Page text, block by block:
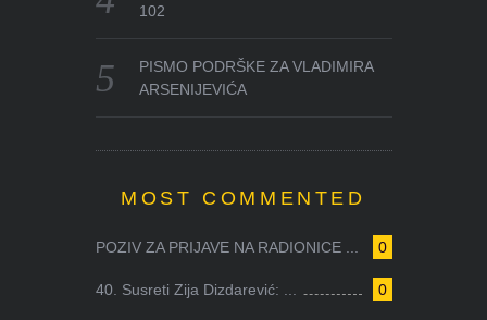
102
PISMO PODRŠKE ZA VLADIMIRA
ARSENIJEVIĆA
MOST COMMENTED
0
POZIV ZA PRIJAVE NA RADIONICE ...
0
40. Susreti Zija Dizdarević: ...